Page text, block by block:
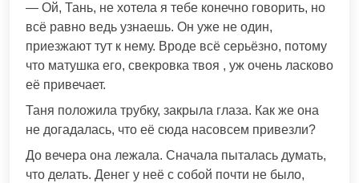
— Ой, Тань, не хотела я тебе конечно говорить, но
всё равно ведь узнаешь. Он уже не один,
приезжают тут к нему. Вроде всё серьёзно, потому
что матушка его, свекровка твоя , уж очень ласково
её привечает.
Таня положила трубку, закрыла глаза. Как же она
не догадалась, что её сюда насовсем привезли?
До вечера она лежала. Сначала пыталась думать,
что делать. Денег у неё с собой почти не было,